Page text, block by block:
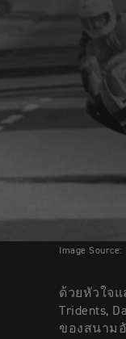
Image
ด้วยหัวใจ
Tridents,
ของสนาม